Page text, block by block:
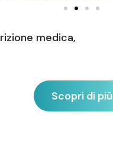
medica,
Scopri di più